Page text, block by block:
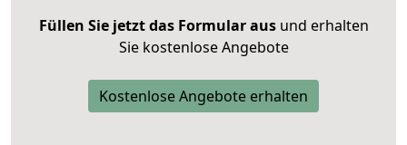
Füllen Sie jetzt das Formular ausund erhalten
Sie kostenlose Angebote
Kostenlose Angebote erhalten